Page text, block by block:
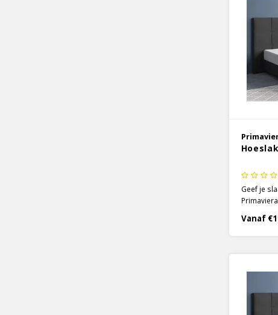
Geef je
gemaakt
satijnen
Vanaf